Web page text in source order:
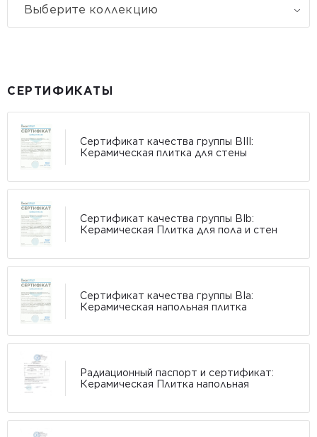
Выберите коллекцию
СЕРТИФИКАТЫ
Сертификат качества группы BIII:
Керамическая плитка для стены
Сертификат качества группы BIb:
Керамическая Плитка для пола и стен
Сертификат качества группы BIa:
Керамическая напольная плитка
Радиационный паспорт и сертификат:
Керамическая Плитка напольная